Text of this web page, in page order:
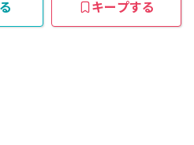
キープする